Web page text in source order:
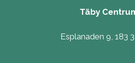
Täby
Esplanaden 9, 183